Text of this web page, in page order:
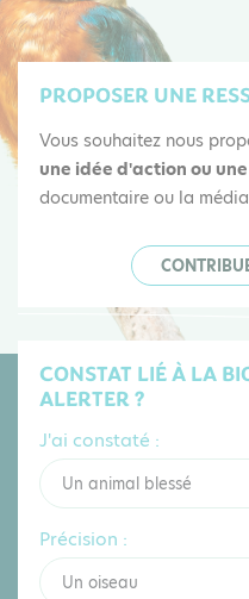
PROPOSER UNE
Vous souhaitez nous
une idée d'action ou
documentaire ou la
CONSTAT LIÉ À LA
ALERTER ?
J'ai constaté :
Un animal blessé
Précision :
Un oiseau